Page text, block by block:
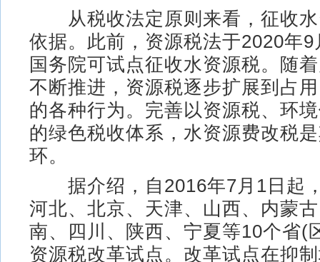
从税收法定原则来看，征收水
依据。此前，资源税法于2020年
国务院可试点征收水资源税。随
不断推进，资源税逐步扩展到占
的各种行为。完善以资源税、环
的绿色税收体系，水资源费改税
环。
据介绍，自2016年7月1日起
河北、北京、天津、山西、内蒙
南、四川、陕西、宁夏等10个省(
资源税改革试点。改革试点在抑